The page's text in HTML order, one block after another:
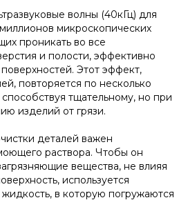
волны (40кГц) для
микроскопических
проникать во все
и полости, эффективно
Этот эффект,
повторяется по несколько
тщательному, но при
изделий от грязи.
деталей важен
раствора. Чтобы он
вещества, не влияя
используется
в которую погружаются